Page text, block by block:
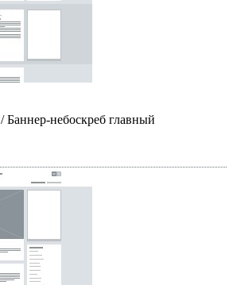
/ Баннер-небоскреб главный